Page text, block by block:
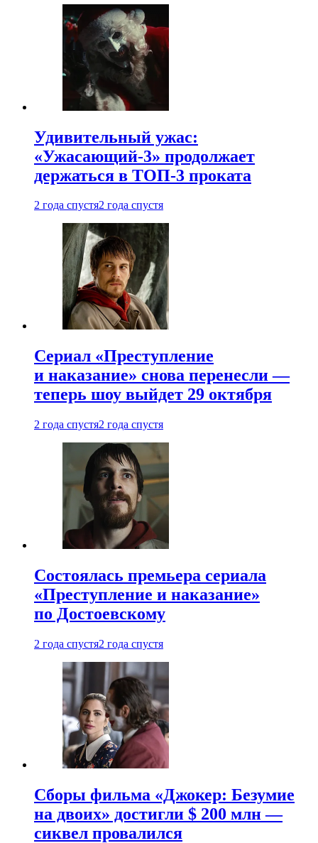
Удивительный ужас:
«Ужасающий-3» продолжает
держаться в ТОП-3 проката
2 года спустя2 года спустя
Сериал «Преступление
и наказание» снова перенесли —
теперь шоу выйдет 29 октября
2 года спустя2 года спустя
Состоялась премьера сериала
«Преступление и наказание»
по Достоевскому
2 года спустя2 года спустя
Сборы фильма «Джокер: Безумие
на двоих» достигли $ 200 млн —
сиквел провалился